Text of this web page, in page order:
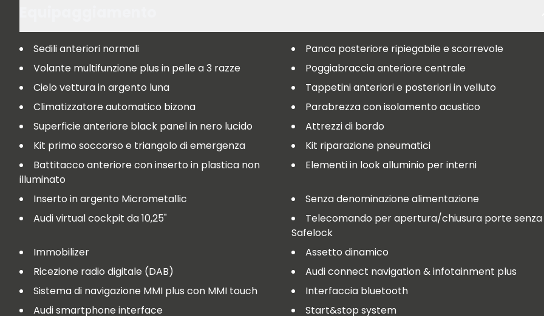
Sedili anteriori normali
Panca posteriore ripiegabile e scorrevole
Volante multifunzione plus in pelle a 3 razze
Poggiabraccia anteriore centrale
Cielo vettura in argento luna
Tappetini anteriori e posteriori in velluto
Climatizzatore automatico bizona
Parabrezza con isolamento acustico
Superficie anteriore black panel in nero lucido
Attrezzi di bordo
Kit primo soccorso e triangolo di emergenza
Kit riparazione pneumatici
Battitacco anteriore con inserto in plastica non
illuminato
Elementi in look alluminio per interni
Inserto in argento Micrometallic
Senza denominazione alimentazione
Audi virtual cockpit da 10,25"
Telecomando per apertura/chiusura porte senza
Safelock
Immobilizer
Assetto dinamico
Ricezione radio digitale (DAB)
Audi connect navigation & infotainment plus
Sistema di navigazione MMI plus con MMI touch
Interfaccia bluetooth
Audi smartphone interface
Start&stop system